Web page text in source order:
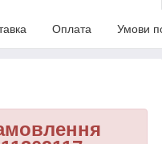
Оплата Умови